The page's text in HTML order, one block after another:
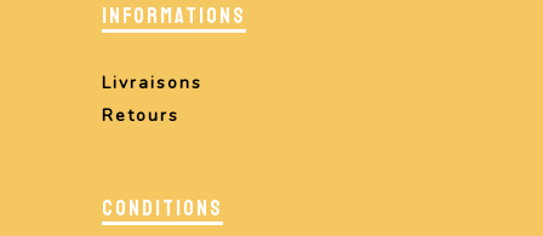
INFORMATIONS
Livraisons
Retours
CONDITIONS